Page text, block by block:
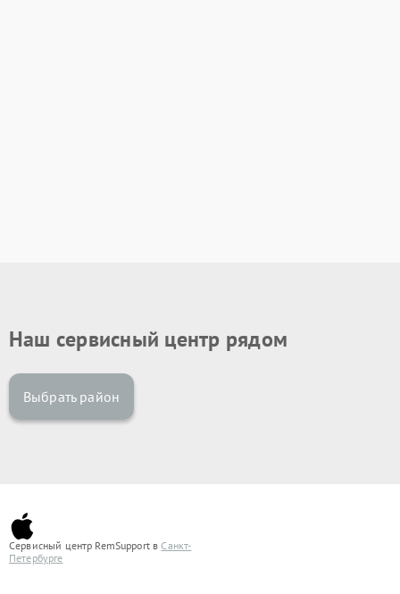
Наш сервисный центр рядом
Выбрать район
Сервисный центр RemSupport вСанкт-
Петербурге